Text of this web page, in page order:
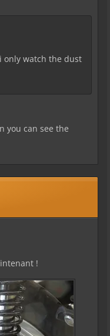
only watch the dust
you can see the
!